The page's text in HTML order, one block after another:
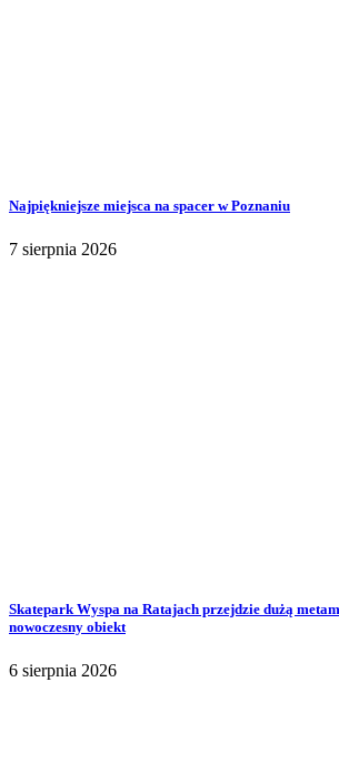
Najpiękniejsze miejsca na spacer w Poznaniu
7 sierpnia 2026
Skatepark Wyspa na Ratajach przejdzie dużą
nowoczesny obiekt
6 sierpnia 2026